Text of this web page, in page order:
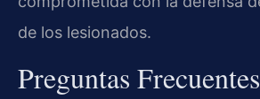
de los lesionados.
Preguntas